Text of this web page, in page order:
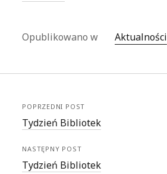
Opublikowano w Aktualności
POPRZEDNI POST
Tydzień Bibliotek
NASTĘPNY POST
Tydzień Bibliotek